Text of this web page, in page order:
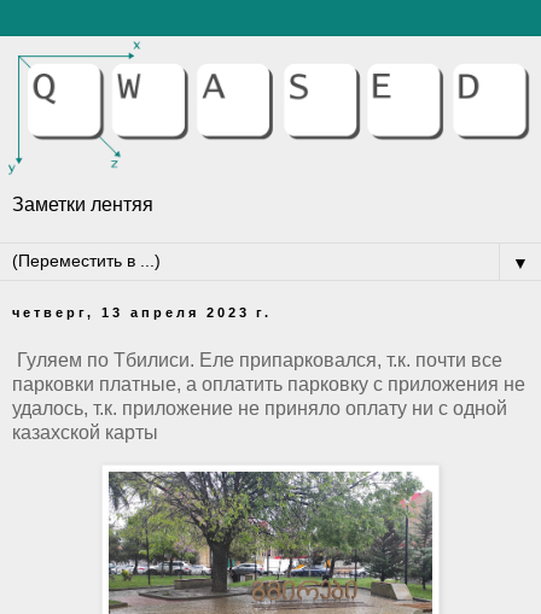
Заметки лентяя
▼
четверг, 13 апреля 2023 г.
Гуляем по Тбилиси. Еле припарковался, т.к. почти все
парковки платные, а оплатить парковку с приложения не
удалось, т.к. приложение не приняло оплату ни с одной
казахской карты